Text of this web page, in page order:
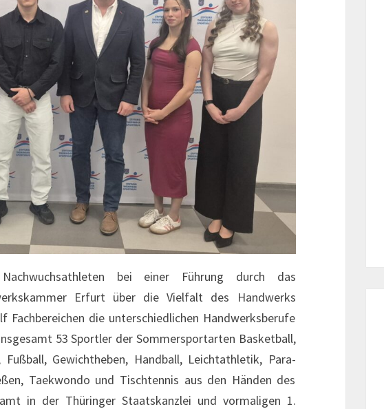
bei einer Führung durch das
Erfurt über die Vielfalt des Handwerks
die unterschiedlichen Handwerksberufe
53 Sportler der Sommersportarten Basketball,
Gewichtheben, Handball, Leichtathletik, Para-
Taekwondo und Tischtennis aus den Händen des
in der Thüringer Staatskanzlei und vormaligen 1.